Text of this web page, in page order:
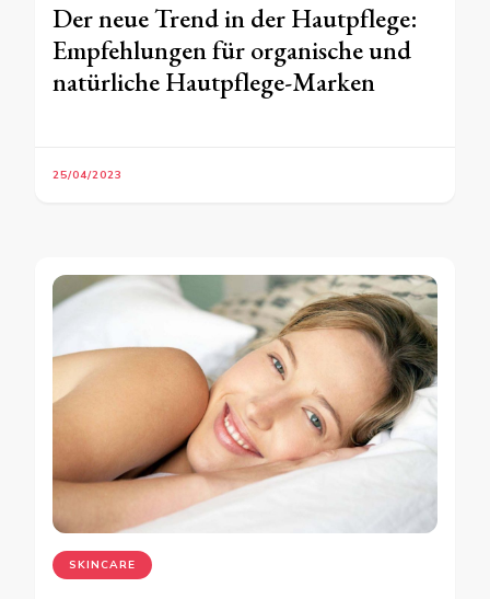
Der neue Trend in der Hautpflege:
Empfehlungen für organische und
natürliche Hautpflege-Marken
25/04/2023
SKINCARE